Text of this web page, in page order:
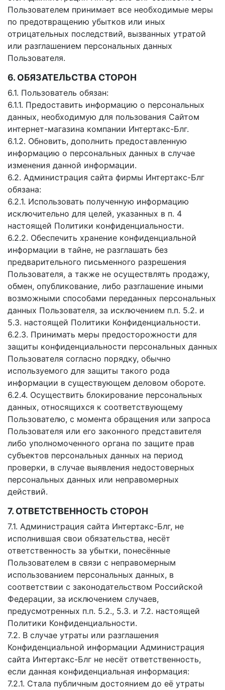
Пользователем принимает все необходимые меры
по предотвращению убытков или иных
отрицательных последствий, вызванных утратой
или разглашением персональных данных
Пользователя.
6. ОБЯЗАТЕЛЬСТВА СТОРОН
6.1. Пользователь обязан:
6.1.1. Предоставить информацию о персональных
данных, необходимую для пользования Сайтом
интернет-магазина компании Интертакс-Блг.
6.1.2. Обновить, дополнить предоставленную
информацию о персональных данных в случае
изменения данной информации.
6.2. Администрация сайта фирмы Интертакс-Блг
обязана:
6.2.1. Использовать полученную информацию
исключительно для целей, указанных в п. 4
настоящей Политики конфиденциальности.
6.2.2. Обеспечить хранение конфиденциальной
информации в тайне, не разглашать без
предварительного письменного разрешения
Пользователя, а также не осуществлять продажу,
обмен, опубликование, либо разглашение иными
возможными способами переданных персональных
данных Пользователя, за исключением п.п. 5.2. и
5.3. настоящей Политики Конфиденциальности.
6.2.3. Принимать меры предосторожности для
защиты конфиденциальности персональных данных
Пользователя согласно порядку, обычно
используемого для защиты такого рода
информации в существующем деловом обороте.
6.2.4. Осуществить блокирование персональных
данных, относящихся к соответствующему
Пользователю, с момента обращения или запроса
Пользователя или его законного представителя
либо уполномоченного органа по защите прав
субъектов персональных данных на период
проверки, в случае выявления недостоверных
персональных данных или неправомерных
действий.
7. ОТВЕТСТВЕННОСТЬ СТОРОН
7.1. Администрация сайта Интертакс-Блг, не
исполнившая свои обязательства, несёт
ответственность за убытки, понесённые
Пользователем в связи с неправомерным
использованием персональных данных, в
соответствии с законодательством Российской
Федерации, за исключением случаев,
предусмотренных п.п. 5.2., 5.3. и 7.2. настоящей
Политики Конфиденциальности.
7.2. В случае утраты или разглашения
Конфиденциальной информации Администрация
сайта Интертакс-Блг не несёт ответственность,
если данная конфиденциальная информация:
7.2.1. Стала публичным достоянием до её утраты